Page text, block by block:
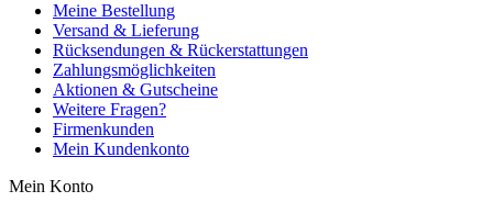
Meine Bestellung
Versand & Lieferung
Rücksendungen & Rückerstattungen
Zahlungsmöglichkeiten
Aktionen & Gutscheine
Weitere Fragen?
Firmenkunden
Mein Kundenkonto
Mein Konto